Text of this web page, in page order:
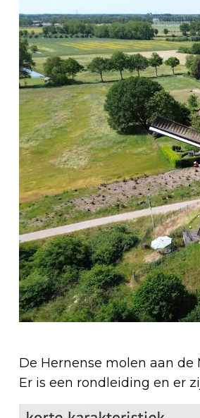
De Hernense molen aan de
Er is een rondleiding en er